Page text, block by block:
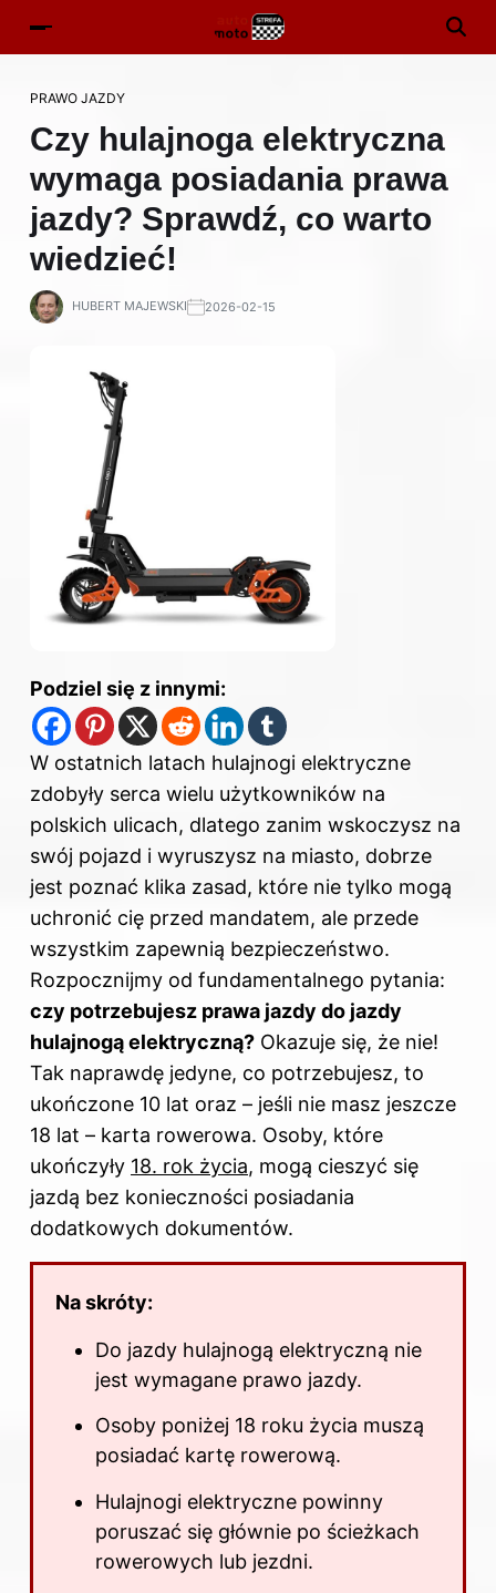
PRAWO JAZDY
Czy hulajnoga elektryczna
wymaga posiadania prawa
jazdy? Sprawdź, co warto
wiedzieć!
HUBERT MAJEWSKI 2026-02-15
Podziel się z innymi:
W ostatnich latach hulajnogi elektryczne
zdobyły serca wielu użytkowników na
polskich ulicach, dlatego zanim wskoczysz na
swój pojazd i wyruszysz na miasto, dobrze
jest poznać klika zasad, które nie tylko mogą
uchronić cię przed mandatem, ale przede
wszystkim zapewnią bezpieczeństwo.
Rozpocznijmy od fundamentalnego pytania:
czy potrzebujesz prawa jazdy do jazdy
hulajnogą elektryczną? Okazuje się, że nie!
Tak naprawdę jedyne, co potrzebujesz, to
ukończone 10 lat oraz – jeśli nie masz jeszcze
18 lat – karta rowerowa. Osoby, które
ukończyły 18. rok życia, mogą cieszyć się
jazdą bez konieczności posiadania
dodatkowych dokumentów.
Na skróty:
Do jazdy hulajnogą elektryczną nie
jest wymagane prawo jazdy.
Osoby poniżej 18 roku życia muszą
posiadać kartę rowerową.
Hulajnogi elektryczne powinny
poruszać się głównie po ścieżkach
rowerowych lub jezdni.